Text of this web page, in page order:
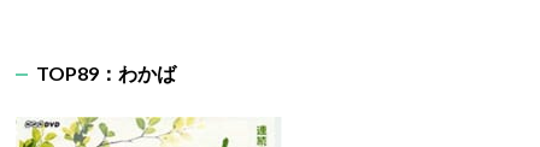
TOP89：わかば